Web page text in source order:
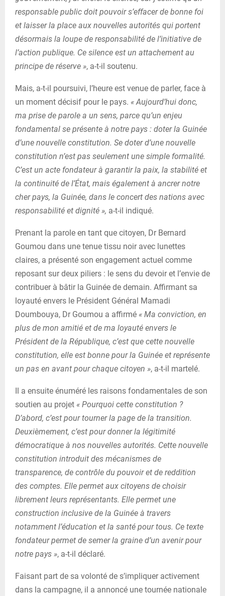
responsable public doit pouvoir s’effacer de bonne foi
et laisser la place aux nouvelles autorités qui portent
désormais la loupe de responsabilité de l’initiative de
l’action publique. Ce silence est un attachement au
principe de réserve », a-t-il soutenu.
Mais, a-t-il poursuivi, l’heure est venue de parler, face à
un moment décisif pour le pays. « Aujourd’hui donc,
ma prise de parole a un sens, parce qu’un enjeu
fondamental se présente à notre pays : doter la Guinée
d’une nouvelle constitution. Se doter d’une nouvelle
constitution n’est pas seulement une simple formalité.
C’est un acte fondateur à garantir la paix, la stabilité et
la continuité de l’État, mais également à ancrer notre
cher pays, la Guinée, dans le concert des nations avec
responsabilité et dignité », a-t-il indiqué.
Prenant la parole en tant que citoyen, Dr Bernard
Goumou dans une tenue tissu noir avec lunettes
claires, a présenté son engagement actuel comme
reposant sur deux piliers : le sens du devoir et l’envie de
contribuer à bâtir la Guinée de demain. Affirmant sa
loyauté envers le Président Général Mamadi
Doumbouya, Dr Goumou a affirmé « Ma conviction, en
plus de mon amitié et de ma loyauté envers le
Président de la République, c’est que cette nouvelle
constitution, elle est bonne pour la Guinée et représente
un pas en avant pour chaque citoyen », a-t-il martelé.
Il a ensuite énuméré les raisons fondamentales de son
soutien au projet « Pourquoi cette constitution ?
D’abord, c’est pour tourner la page de la transition.
Deuxièmement, c’est pour donner la légitimité
démocratique à nos nouvelles autorités. Cette nouvelle
constitution introduit des mécanismes de
transparence, de contrôle du pouvoir et de reddition
des comptes. Elle permet aux citoyens de choisir
librement leurs représentants. Elle permet une
construction inclusive de la Guinée à travers
notamment l’éducation et la santé pour tous. Ce texte
fondateur permet de semer la graine d’un avenir pour
notre pays », a-t-il déclaré.
Faisant part de sa volonté de s’impliquer activement
dans la campagne, il a annoncé une tournée nationale